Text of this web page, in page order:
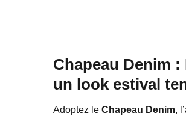
Chapeau Denim
un look estival
Adoptez le Chapeau Denim,